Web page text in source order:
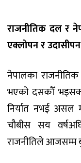
राजनीतिक दल र
एक्लोपन र उदासीपन
नेपालका
भएको दसकौँ
निर्यात नभई असल
चौबीस सय
राजनीतिले